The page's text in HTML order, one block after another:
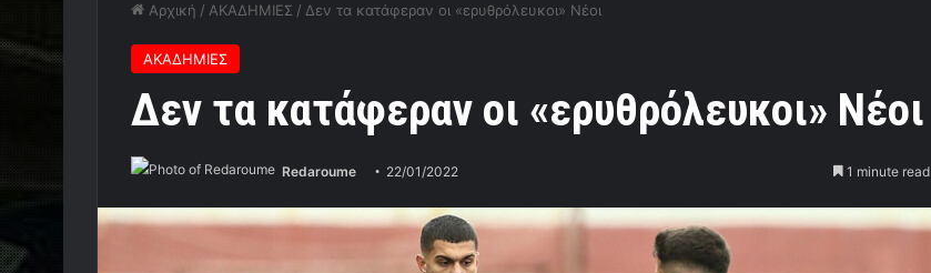
Αρχική / ΑΚΑΔΗΜΙΕΣ / Δεν τα κατάφεραν οι «ερυθρόλευκοι» Νέοι
ΑΚΑΔΗΜΙΕΣ
Δεν τα κατάφεραν οι «ερυθρόλευκοι» Νέοι
Redaroume 22/01/2022 1 minute read